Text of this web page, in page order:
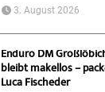
3. August 2026
Enduro DM
bleibt makellos –
Luca Fischeder